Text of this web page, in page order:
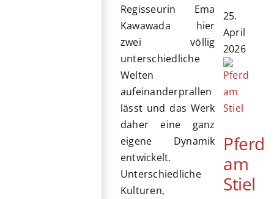
Regisseurin Ema
Kawawada hier
zwei völlig
unterschiedliche
Welten
aufeinanderprallen
lässt und das Werk
daher eine ganz
eigene Dynamik
entwickelt.
Unterschiedliche
Kulturen,
25.
April
2026
Pferd
am
Stiel